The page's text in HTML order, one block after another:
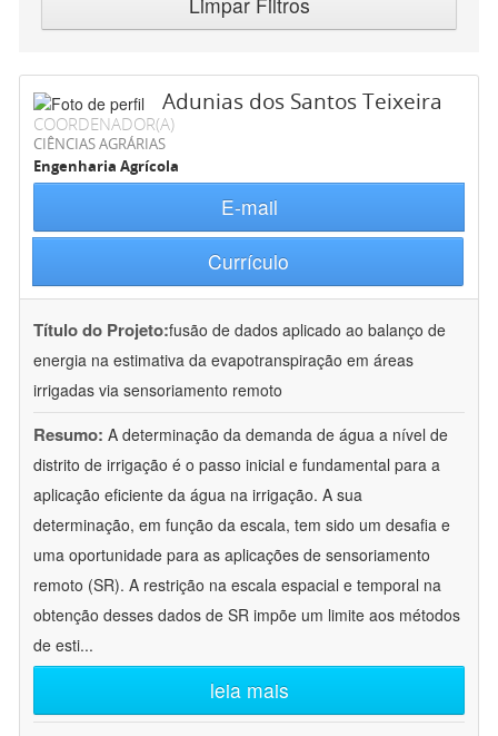
Adunias dos Santos Teixeira
COORDENADOR(A)
CIÊNCIAS AGRÁRIAS
Engenharia Agrícola
E-mail
Currículo
Título do Projeto:fusão de dados aplicado ao balanço de
energia na estimativa da evapotranspiração em áreas
irrigadas via sensoriamento remoto
Resumo: A determinação da demanda de água a nível de
distrito de irrigação é o passo inicial e fundamental para a
aplicação eficiente da água na irrigação. A sua
determinação, em função da escala, tem sido um desafia e
uma oportunidade para as aplicações de sensoriamento
remoto (SR). A restrição na escala espacial e temporal na
obtenção desses dados de SR impõe um limite aos métodos
de esti...
leia mais